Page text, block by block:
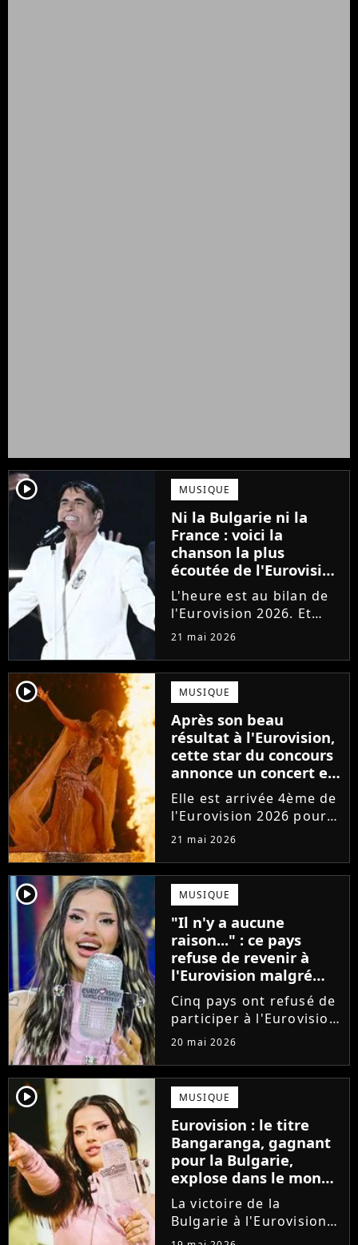
player2 MUSIQUE
Ni la Bulgarie ni la
France : voici la
chanson la plus
écoutée de l'Eurovision
2026, et c'est une
véritable surprise !
L'heure est au bilan de
l'Eurovision 2026. Et
c'est une véritable
plus écoutée de la
compétition en
streaming n'est pas une
des favorites !
21 mai 2026
player2 MUSIQUE
Après son beau
résultat à l'Eurovision,
cette star du concours
annonce un concert en
France
Elle est arrivée 4ème de
l'Eurovision 2026 pour
l'Australie. Bonne
pop Delta Goodrem
sera de passage à Paris
fin juin pour une
tournée européenne
intimiste....
21 mai 2026
player2 MUSIQUE
"Il n'y a aucune
raison..." : ce pays
refuse de revenir à
l'Eurovision malgré
son nombre record de
victoires
Cinq pays ont refusé de
participer à l'Eurovision
cette année, en réaction
dans la compétition.
Détenteur du record de
victoires, l'Irlande
assure qu'elle ne
pourrait...
20 mai 2026
player2 MUSIQUE
Eurovision : le titre
Bangaranga, gagnant
pour la Bulgarie,
explose dans le monde
après la victoire de
Dara
La victoire de la
Bulgarie à l'Eurovision
porte un coup de